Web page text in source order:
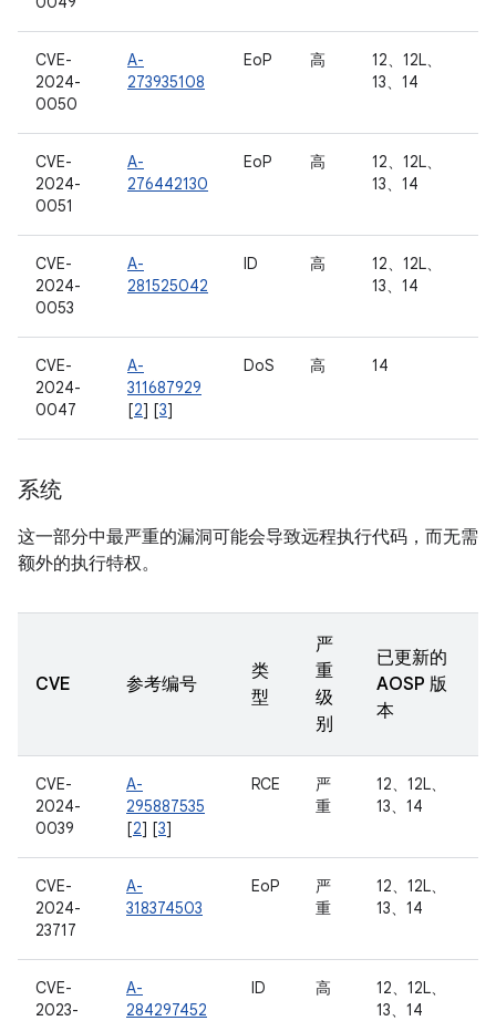
CVE-
2024-
0050
A-
273935108
EoP 高
12、12L、
13、14
CVE-
2024-
0051
A-
276442130
EoP 高
12、12L、
13、14
CVE-
2024-
0053
A-
281525042
ID 高
12、12L、
13、14
CVE-
2024-
0047
A-
311687929
[2] [3]
DoS 高 14
系统
这一部分中最严重的漏洞可能会导致远程执行代码，而无需
额外的执行特权。
CVE 参考编号
类
型
严
重
级
别
已更新的
AOSP 版
本
CVE-
2024-
0039
A-
295887535
[2] [3]
RCE
严
重
12、12L、
13、14
CVE-
2024-
23717
A-
318374503
EoP
严
重
12、12L、
13、14
CVE-
2023-
A-
284297452
ID 高
12、12L、
13、14